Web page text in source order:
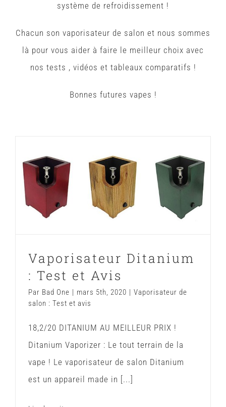
système de refroidissement !
Chacun son vaporisateur de salon et nous sommes
là pour vous aider à faire le meilleur choix avec
nos tests , vidéos et tableaux comparatifs !
Bonnes futures vapes !
Vaporisateur Ditanium : Test et Avis
Vaporisateur de salon : Test et avis
Vaporisateur Ditanium
: Test et Avis
Par Bad One | mars 5th, 2020 | Vaporisateur de
salon : Test et avis
18,2/20 DITANIUM AU MEILLEUR PRIX !
Ditanium Vaporizer : Le tout terrain de la
vape ! Le vaporisateur de salon Ditanium
est un appareil made in [...]